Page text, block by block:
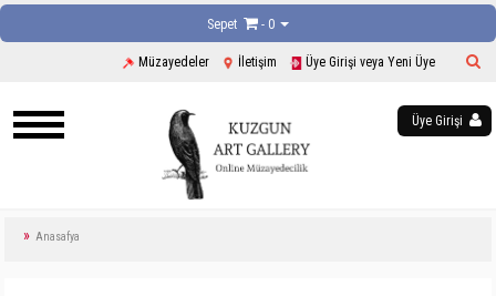
Sepet - 0
Müzayedeler İletişim Üye Girişi veya Yeni Üye
Üye Girişi
Anasafya